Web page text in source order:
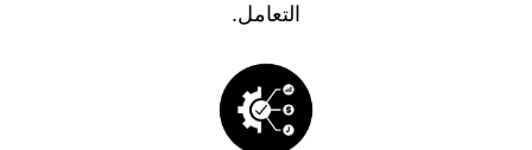
التعامل.